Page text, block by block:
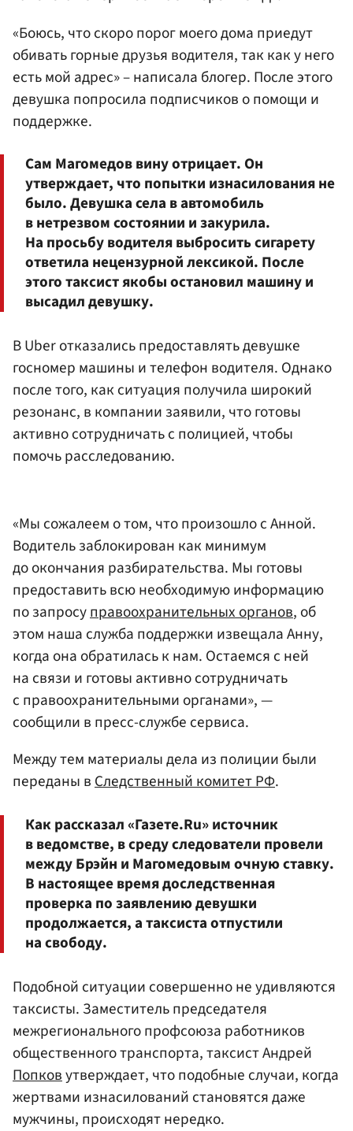
«Боюсь, что скоро порог моего дома приедут
обивать горные друзья водителя, так как у него
есть мой адрес» – написала блогер. После этого
девушка попросила подписчиков о помощи и
поддержке.
Сам Магомедов вину отрицает. Он
утверждает, что попытки изнасилования не
было. Девушка села в автомобиль
в нетрезвом состоянии и закурила.
На просьбу водителя выбросить сигарету
ответила нецензурной лексикой. После
этого таксист якобы остановил машину и
высадил девушку.
В Uber отказались предоставлять девушке
госномер машины и телефон водителя. Однако
после того, как ситуация получила широкий
резонанс, в компании заявили, что готовы
активно сотрудничать с полицией, чтобы
помочь расследованию.
«Мы сожалеем о том, что произошло с Анной.
Водитель заблокирован как минимум
до окончания разбирательства. Мы готовы
предоставить всю необходимую информацию
по запросуправоохранительных органов, об
этом наша служба поддержки извещала Анну,
когда она обратилась к нам. Остаемся с ней
на связи и готовы активно сотрудничать
с правоохранительными органами», —
сообщили в пресс-службе сервиса.
Между тем материалы дела из полиции были
переданы вСледственный комитет РФ.
Как рассказал «Газете.Ru» источник
в ведомстве, в среду следователи провели
между Брэйн и Магомедовым очную ставку.
В настоящее время доследственная
проверка по заявлению девушки
продолжается, а таксиста отпустили
на свободу.
Подобной ситуации совершенно не удивляются
таксисты. Заместитель председателя
межрегионального профсоюза работников
общественного транспорта, таксист Андрей
Попковутверждает, что подобные случаи, когда
жертвами изнасилований становятся даже
мужчины, происходят нередко.